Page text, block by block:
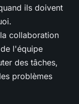
ils doivent
collaboration
l'équipe
des tâches,
problèmes